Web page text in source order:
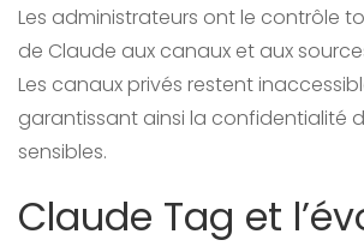
Les administrateurs ont le contrôle
de Claude aux canaux et aux
Les canaux privés restent
garantissant ainsi la confidentialité
sensibles.
Claude Tag et